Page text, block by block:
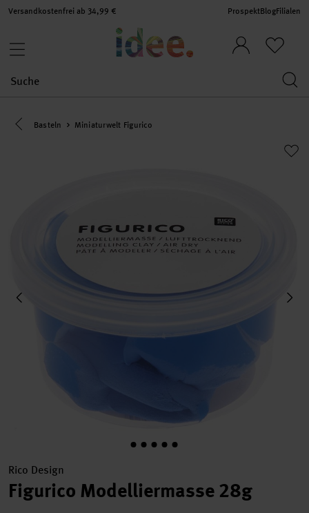
Versandkostenfrei ab 34,99 € ProspektBlogFilialen
Eine Kategorie zurück navigieren
Basteln Miniaturwelt Figurico
Rico Design
Figurico Modelliermasse 28g